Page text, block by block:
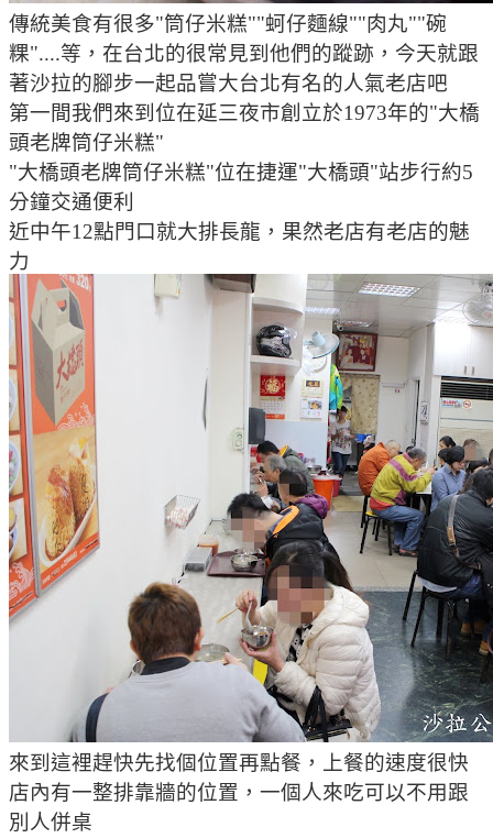
傳統美食有很多"筒仔米糕""蚵仔麵線""肉丸""碗
粿"....等，在台北的很常見到他們的蹤跡，今天就跟
著沙拉的腳步一起品嘗大台北有名的人氣老店吧
第一間我們來到位在延三夜市創立於1973年的"大橋
頭老牌筒仔米糕"
"大橋頭老牌筒仔米糕"位在捷運"大橋頭"站步行約5
分鐘交通便利
近中午12點門口就大排長龍，果然老店有老店的魅
力
來到這裡趕快先找個位置再點餐，上餐的速度很快
店內有一整排靠牆的位置，一個人來吃可以不用跟
別人併桌